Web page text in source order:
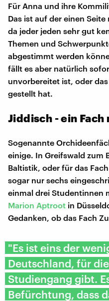
Für Anna und ihre
Das ist auf der einen
da jeder jeden sehr gut
Themen und
abgestimmt werden
fällt es aber natürlich
unvorbereitet ist, oder
gestellt hat.
Jiddisch - ein
Sogenannte
einige. In Greifswald zum
Baltistik, oder für das
sogar nur sechs
einmal drei Studentinnen
Marion Aptroot in
Gedanken, ob das Fach
"Es ist eins der
Deutschland, für
Studiengang gibt.
Befürchtung, dass